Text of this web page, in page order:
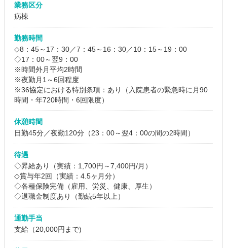
業務区分
病棟
勤務時間
◇8：45～17：30／7：45～16：30／10：15～19：00
◇17：00～翌9：00
※時間外月平均2時間
※夜勤月1～6回程度
※36協定における特別条項：あり（入院患者の緊急時に月90
時間・年720時間・6回限度）
休憩時間
日勤45分／夜勤120分（23：00～翌4：00の間の2時間）
待遇
◇昇給あり（実績：1,700円～7,400円/月）
◇賞与年2回（実績：4.5ヶ月分）
◇各種保険完備（雇用、労災、健康、厚生）
◇退職金制度あり（勤続5年以上）
通勤手当
支給（20,000円まで)